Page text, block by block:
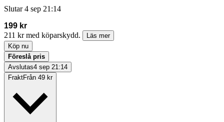
Slutar 4 sep 21:14
199 kr
211 kr med köparskydd.
Läs mer
Köp nu
Föreslå pris
Avslutas4 sep 21:14
FraktFrån 49 kr